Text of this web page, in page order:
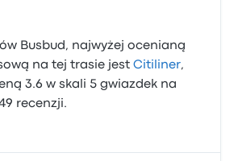
Busbud, najwyżej ocenianą
na tej trasie jestCitiliner,
3.6 w skali 5 gwiazdek na
recenzji.